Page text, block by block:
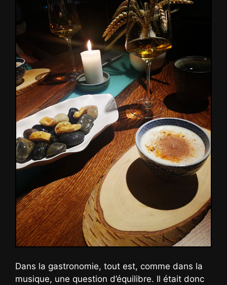
Dans la gastronomie, tout est, comme dans la
musique, une question d’équilibre. Il était donc